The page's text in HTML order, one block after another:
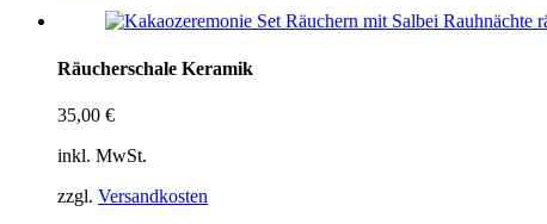
Räucherschale Keramik
35,00 €
inkl. MwSt.
zzgl. Versandkosten